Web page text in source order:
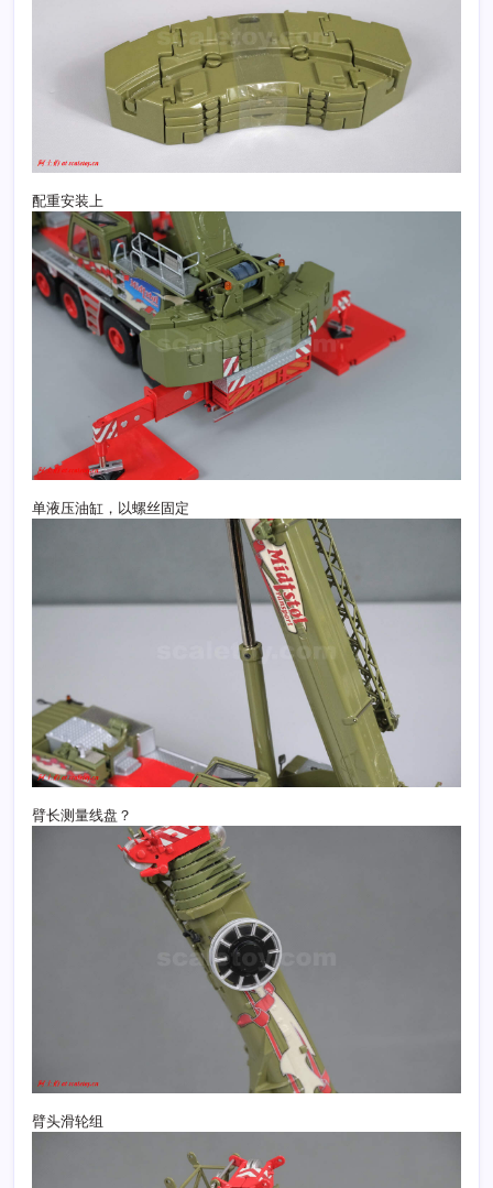
配重安装上
单液压油缸，以螺丝固定
臂长测量线盘？
臂头滑轮组